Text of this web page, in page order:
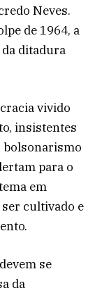
Neves.
de 1964, a
ditadura
vivido
insistentes
bolsonarismo
para o
em
cultivado e
se
da